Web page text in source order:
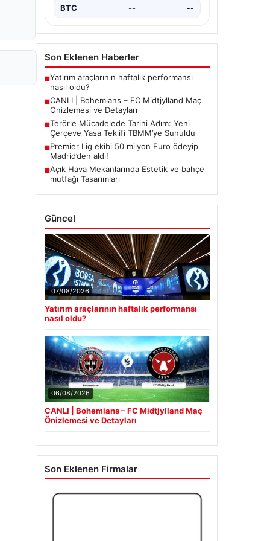
BTC -- --
Son Eklenen Haberler
■Yatırım araçlarının haftalık performansı
nasıl oldu?
■CANLI | Bohemians – FC Midtjylland Maç
Önizlemesi ve Detayları
■Terörle Mücadelede Tarihi Adım: Yeni
Çerçeve Yasa Teklifi TBMM’ye Sunuldu
■Premier Lig ekibi 50 milyon Euro ödeyip
Madrid’den aldı!
■Açık Hava Mekanlarında Estetik ve bahçe
mutfağı Tasarımları
Güncel
07/08/2026
Yatırım araçlarının haftalık performansı
nasıl oldu?
06/08/2026
CANLI | Bohemians – FC Midtjylland Maç
Önizlemesi ve Detayları
Son Eklenen Firmalar